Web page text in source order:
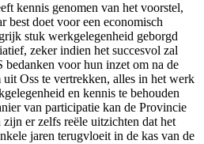
kennis genomen van het voorstel,
best doet voor een economisch
stuk werkgelegenheid geborgd
zeker indien het succesvol zal
voor hun inzet om na de
Oss te vertrekken, alles in het werk
en kennis te behouden
van participatie kan de Provincie
er zelfs reële uitzichten dat het
jaren terugvloeit in de kas van de